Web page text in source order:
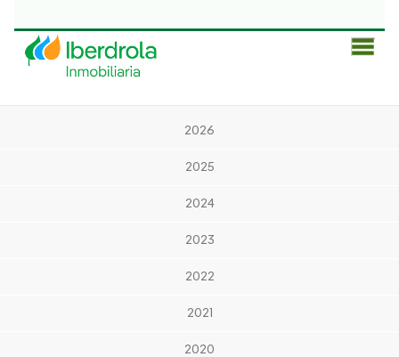
2026
2025
2024
2023
2022
2021
2020